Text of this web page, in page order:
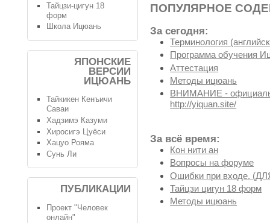
ПОПУЛЯРНОЕ
За сегодня:
Терминология
Программа обучения
Аттестация
Методы ицюань
ВНИМАНИЕ -
http://yiquan.site/
За всё время:
Кон нити ан
Вопросы на форуме
Ошибки при входе.
Тайцзи цигун 18 форм
Методы ицюань
Тайцзи-цигун 18
форм
Школа Ицюань
ЯПОНСКИЕ
ВЕРСИИ
ИЦЮАНЬ
Тайкикен Кенъичи
Саваи
Хадзимэ Казуми
Хиросигэ Цуёси
Хацуо Рояма
Сунь Ли
ПУБЛИКАЦИИ
Проект "Человек
онлайн"